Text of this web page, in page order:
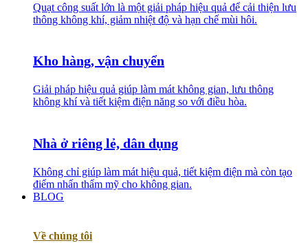
Quạt công suất lớn là một giải pháp hiệu quả để cải thiện lưu
thông không khí, giảm nhiệt độ và hạn chế mùi hôi.
Kho hàng, vận chuyển
Giải pháp hiệu quả giúp làm mát không gian, lưu thông
không khí và tiết kiệm điện năng so với điều hòa.
Nhà ở riêng lẻ, dân dụng
Không chỉ giúp làm mát hiệu quả, tiết kiệm điện mà còn tạo
điểm nhấn thẩm mỹ cho không gian.
BLOG
Về chúng tôi